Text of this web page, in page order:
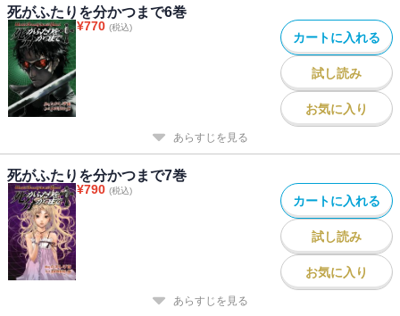
死がふたりを分かつまで6巻
¥770 (税込)
カートに入れる
試し読み
お気に入り
あらすじを見る
死がふたりを分かつまで7巻
¥790 (税込)
カートに入れる
試し読み
お気に入り
あらすじを見る